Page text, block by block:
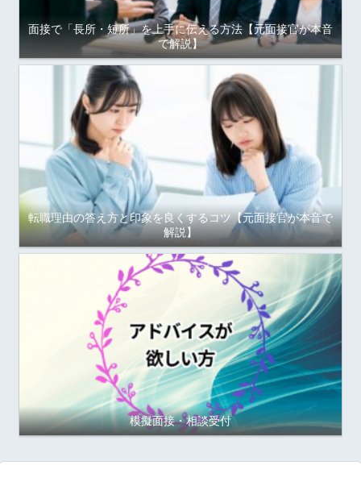
面接で「長所・短所」を上手に伝える方法【元面接官が本音
で解説】
転職理由の答え方と印象を良くするコツ【元面接官が本音で
解説】
模擬面接・相談受付